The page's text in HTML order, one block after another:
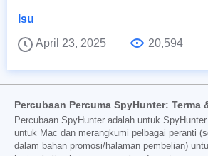
Isu
April 23, 2025
20,594
Percubaan Percuma SpyHunter: Terma
Percubaan SpyHunter adalah untuk
untuk Mac dan merangkumi pelbagai peranti
dalam bahan promosi/halaman pembelian)